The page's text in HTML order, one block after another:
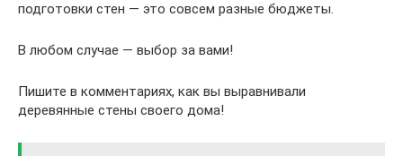
подготовки стен — это совсем разные бюджеты.
В любом случае — выбор за вами!
Пишите в комментариях, как вы выравнивали
деревянные стены своего дома!